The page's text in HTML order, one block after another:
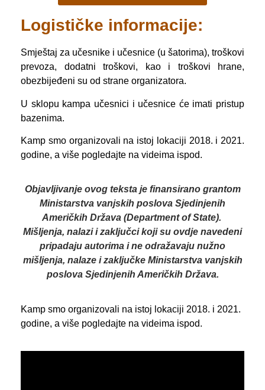
Logističke informacije:
Smještaj za učesnike i učesnice (u šatorima), troškovi
prevoza, dodatni troškovi, kao i troškovi hrane,
obezbijeđeni su od strane organizatora.
U sklopu kampa učesnici i učesnice će imati pristup
bazenima.
Kamp smo organizovali na istoj lokaciji 2018. i 2021.
godine, a više pogledajte na videima ispod.
Objavljivanje ovog teksta je finansirano grantom
Ministarstva vanjskih poslova Sjedinjenih
Američkih Država (Department of State).
Mišljenja, nalazi i zaključci koji su ovdje navedeni
pripadaju autorima i ne odražavaju nužno
mišljenja, nalaze i zaključke Ministarstva vanjskih
poslova Sjedinjenih Američkih Država.
Kamp smo organizovali na istoj lokaciji 2018. i 2021.
godine, a više pogledajte na videima ispod.